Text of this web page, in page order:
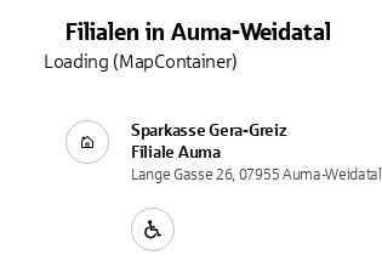
Filialen in Auma-Weidatal
Sparkasse Gera-Greiz
Filiale Auma
Lange Gasse 26, 07955 Auma-Weidatal
Loading (MapContainer)